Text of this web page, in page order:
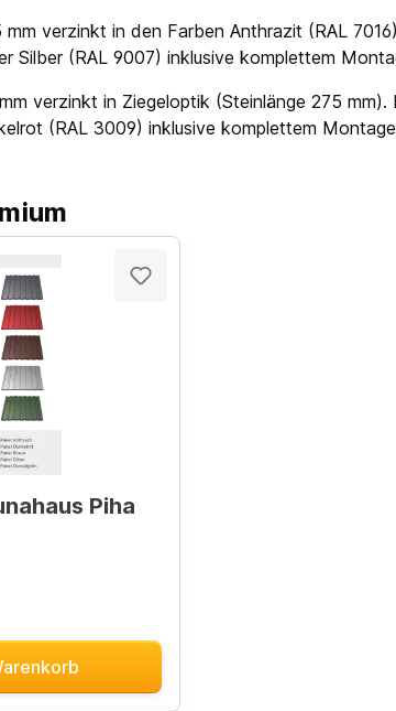
verzinkt in den Farben Anthrazit (RAL
Silber (RAL 9007) inklusive komplettem
verzinkt in Ziegeloptik (Steinlänge 275 mm).
(RAL 3009) inklusive komplettem
Piha